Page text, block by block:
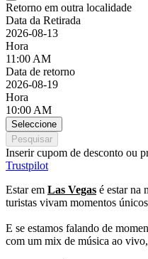
Retorno em outra localidade
Data da Retirada
2026-08-13
Hora
11:00 AM
Data de retorno
2026-08-19
Hora
10:00 AM
Seleccione
Pesquisar
Inserir cupom de desconto ou
Trustpilot
Estar em Las Vegas é estar na
turistas vivam momentos
E se estamos falando de
com um mix de música ao